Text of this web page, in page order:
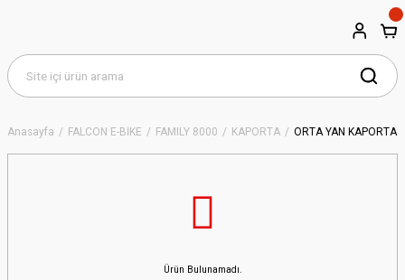
Anasayfa FALCON E-BİKE FAMILY 8000 KAPORTA ORTA YAN KAPORTA
Ürün Bulunamadı.